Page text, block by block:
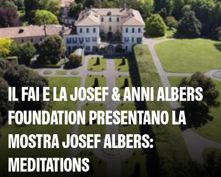
IL FAI E LA JOSEF & ANNI ALBERS
FOUNDATION PRESENTANO LA
MOSTRA JOSEF ALBERS:
MEDITATIONS